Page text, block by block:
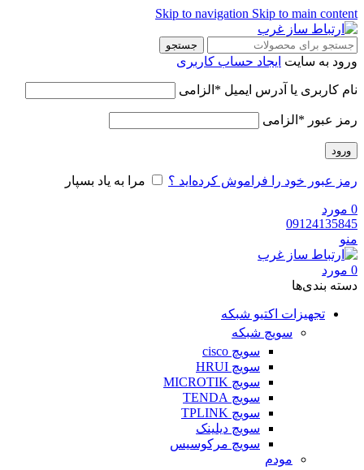
Skip to navigation Skip to main content
جستجو
ورود به سایت ایجاد حساب کاربری
نام کاربری یا آدرس ایمیل * الزامی
رمز عبور * الزامی
ورود
رمز عبور خود را فراموش کرده‌اید ؟ مرا به یاد بسپار
0 مورد
09124135845
منو
0 مورد
دسته‌ بندی‌ها
تجهیزات اکتیو شبکه
سویچ شبکه
سویچ cisco
سویچ HRUI
سویچ MICROTIK
سویچ TENDA
سویچ TPLINK
سویچ دیلینک
سویچ مرکوسیس
مودم